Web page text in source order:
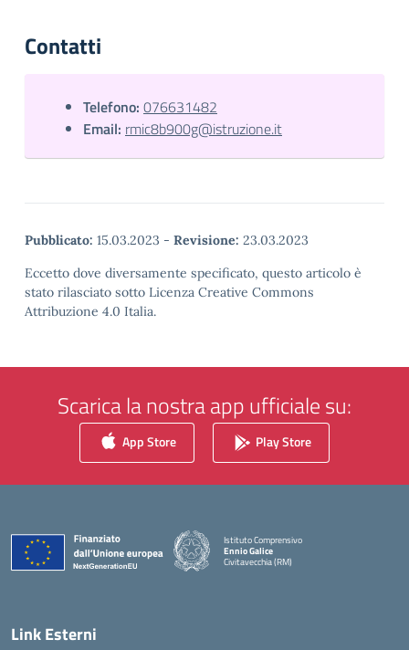
Contatti
Telefono: 076631482
Email: rmic8b900g@istruzione.it
Pubblicato: 15.03.2023 - Revisione: 23.03.2023
Eccetto dove diversamente specificato, questo articolo è
stato rilasciato sotto Licenza Creative Commons
Attribuzione 4.0 Italia.
Scarica la nostra app ufficiale su:
App Store Play Store
Istituto Comprensivo
Ennio Galice
Civitavecchia (RM)
Link Esterni